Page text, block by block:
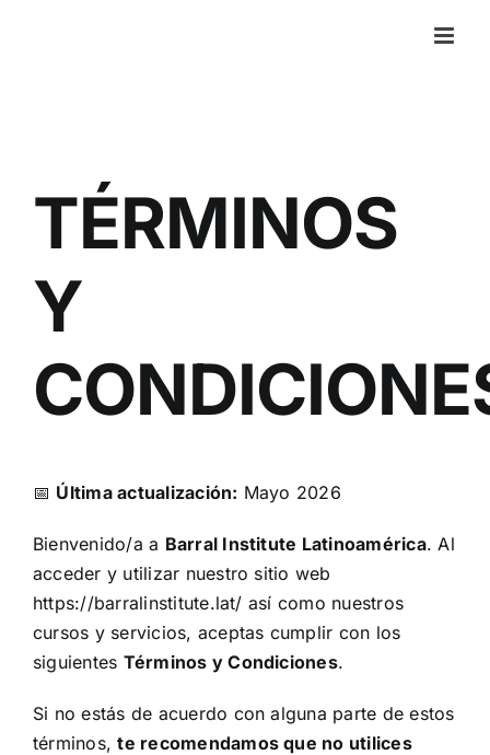
TÉRMINOS
Y
📅 Última actualización: Mayo 2026
Bienvenido/a a Barral Institute Latinoamérica. Al
acceder y utilizar nuestro sitio web
https://barralinstitute.lat/ así como nuestros
cursos y servicios, aceptas cumplir con los
siguientes Términos y Condiciones.
Si no estás de acuerdo con alguna parte de estos
términos,te recomendamos que no utilices